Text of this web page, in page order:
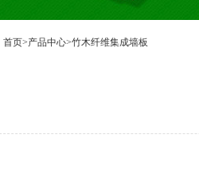
首页>产品中心>竹木纤维集成墙板